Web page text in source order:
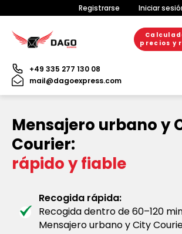
Registrarse Iniciar
precios y
+49 335 277 130 08
mail@dagoexpress.com
Mensajero urbano y
Courier:
rápido y fiable
Recogida rápida:
Recogida dentro de 60–120
Mensajero urbano y City